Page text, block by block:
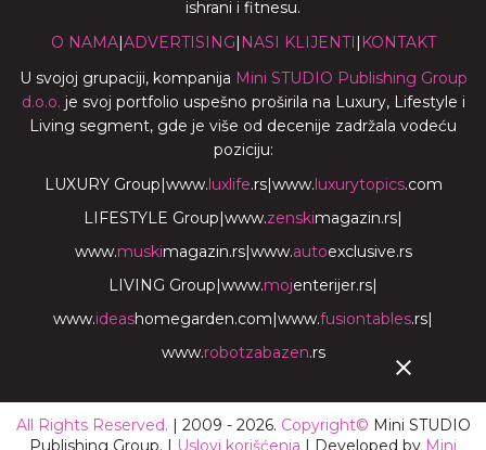
ishrani i fitnesu.
O NAMA|ADVERTISING| NASI KLIJENTI | KONTAKT
U svojoj grupaciji, kompanija Mini STUDIO Publishing Group
d.o.o. je svoj portfolio uspešno proširila na Luxury, Lifestyle i
Living segment, gde je više od decenije zadržala vodeću
poziciju:
LUXURY Group|www.luxlife.rs|www.luxurytopics.com
LIFESTYLE Group|www.zenskimagazin.rs|
www.muskimagazin.rs|www.autoexclusive.rs
LIVING Group|www.mojenterijer.rs|
www.ideashomegarden.com|www.fusiontables.rs|
www.robotzabazen.rs
All Rights Reserved. | 2009 - 2026. Copyright© Mini STUDIO
Publishing Group. | Uslovi korišćenja | Developed by Mini